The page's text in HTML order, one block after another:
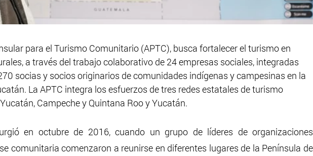
para el Turismo Comunitario (APTC), busca fortalecer el turismo en
a través del trabajo colaborativo de 24 empresas sociales, integradas
socias y socios originarios de comunidades indígenas y campesinas en la
La APTC integra los esfuerzos de tres redes estatales de turismo
Campeche y Quintana Roo y Yucatán.
en octubre de 2016, cuando un grupo de líderes de organizaciones
comunitaria comenzaron a reunirse en diferentes lugares de la Península de